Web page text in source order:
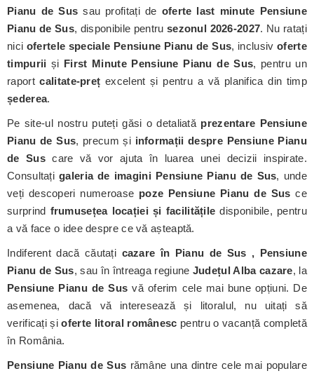
Pianu de Sus sau profitați de oferte last minute Pensiune
Pianu de Sus, disponibile pentru sezonul 2026-2027. Nu ratați
nici ofertele speciale Pensiune Pianu de Sus, inclusivoferte
timpurii și First Minute Pensiune Pianu de Sus, pentru un
raportcalitate-preț excelent și pentru a vă planifica din timp
șederea.
Pe site-ul nostru puteți găsi o detaliată prezentare Pensiune
Pianu de Sus, precum și informații despre Pensiune Pianu
de Suscare vă vor ajuta în luarea unei decizii inspirate.
Consultațigaleria de imagini Pensiune Pianu de Sus, unde
veți descoperi numeroase poze Pensiune Pianu de Sus ce
surprind frumusețea locației și facilitățile disponibile, pentru
a vă face o idee despre ce vă așteaptă.
Indiferent dacă căutați cazare în Pianu de Sus , Pensiune
Pianu de Sus, sau în întreaga regiune Județul Alba cazare, la
Pensiune Pianu de Sus vă oferim cele mai bune opțiuni. De
asemenea, dacă vă interesează și litoralul, nu uitați să
verificați șioferte litoral românesc pentru o vacanță completă
în România.
Pensiune Pianu de Sus rămâne una dintre cele mai populare